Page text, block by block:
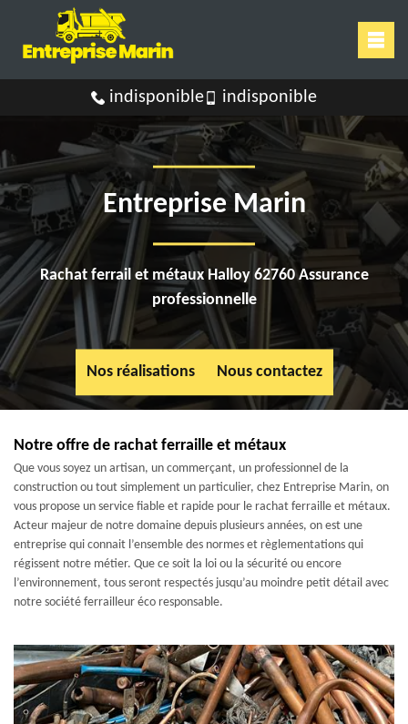
indisponible indisponible
Entreprise Marin
Rachat ferrail et métaux Halloy 62760 Assurance
professionnelle
Nos réalisations Nous contactez
Notre offre de rachat ferraille et métaux
Que vous soyez un artisan, un commerçant, un professionnel de la
construction ou tout simplement un particulier, chez Entreprise Marin, on
vous propose un service fiable et rapide pour le rachat ferraille et métaux.
Acteur majeur de notre domaine depuis plusieurs années, on est une
entreprise qui connait l’ensemble des normes et règlementations qui
régissent notre métier. Que ce soit la loi ou la sécurité ou encore
l’environnement, tous seront respectés jusqu’au moindre petit détail avec
notre société ferrailleur éco responsable.